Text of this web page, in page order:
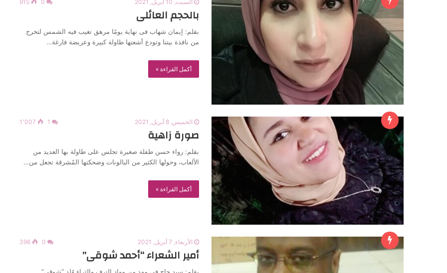
السبت, 10 أبريل, 2021 0
915
بالحجم العائلى
بقلم: إيمان شهاب فى نهاية يومًا مرهق تغيب فيه الشمس لتخرج
من نافذة بيتنا وتودع أشعتها طاولة كبيرة وعريضة فارغة…
أكمل القراءة »
الخميس, 8 أبريل, 2021 1 1٬007
صورة زاهية
بقلم: رواء حسن طفلة صغيرة تجلس على طاولة بها العديد من
الألعاب، وحولها الكثير من البالونات وضحكتها المُشرقة تجعل من…
أكمل القراءة »
الأربعاء, 7 أبريل, 2021 0
396
أمير الشعراء “أحمد شوقى”